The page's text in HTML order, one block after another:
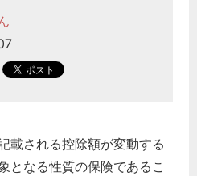
載される控除額が変動する
となる性質の保険であるこ